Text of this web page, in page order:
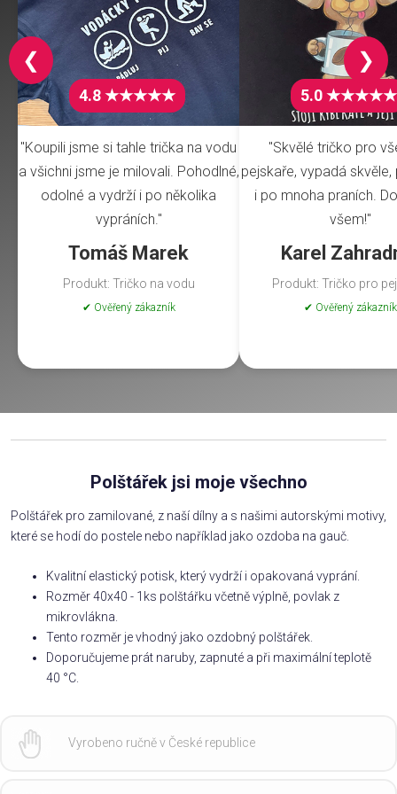
4.8 ★★★★★
"Koupili jsme si tahle trička na vodu
a všichni jsme je milovali. Pohodlné,
odolné a vydrží i po několika
vypráních."
Tomáš Marek
Produkt: Tričko na vodu
✔ Ověřený zákazník
5.0 ★★★★★
"Skvělé tričko pro
pejskaře, vypadá
i po mnoha praních.
všem!"
Karel
Produkt: Tričko pro
✔ Ověřený zákazník
❮ ❯
Polštářek jsi moje všechno
Polštářek pro zamilované, z naší dílny a s našimi autorskými motivy,
které se hodí do postele nebo například jako ozdoba na gauč.
Kvalitní elastický potisk, který vydrží i opakovaná vyprání.
Rozměr 40x40 - 1ks polštářku včetně výplně, povlak z
mikrovlákna.
Tento rozměr je vhodný jako ozdobný polštářek.
Doporučujeme prát naruby, zapnuté a při maximální teplotě
40 °C.
Vyrobeno ručně v České republice